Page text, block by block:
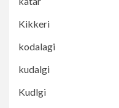
Kikkeri
kodalagi
kudalgi
Kudlgi